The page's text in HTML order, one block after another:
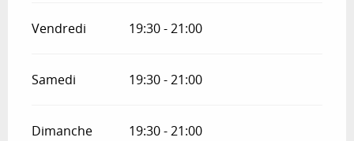
Vendredi 19:30 - 21:00
Samedi 19:30 - 21:00
Dimanche 19:30 - 21:00